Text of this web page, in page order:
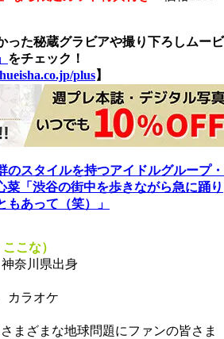
た秘蔵グラビアや撮り下ろしムービ
をチェック！
plus】
スタイルを持つアイドルグループ・
菜「渋谷の街中を歩きながら急に踊り
もあって（笑）」
こな）
神奈川県出身
カラオケ
まざまな地球問題にファンの皆さま